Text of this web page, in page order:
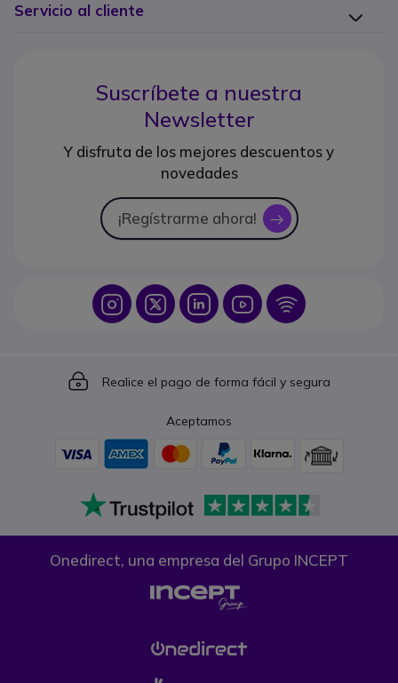
Servicio al cliente
Suscríbete a nuestra
Newsletter
Y disfruta de los mejores descuentos y
novedades
¡Regístrarme ahora! icon
Icon IconIcon Icon Icon
Icon
Realice el pago de forma fácil y segura
Aceptamos
Onedirect, una empresa del Grupo INCEPT